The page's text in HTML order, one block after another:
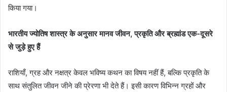
किया गया।
भारतीय ज्योतिष शास्त्र के अनुसार मानव जीवन, प्रकृति और ब्रह्मांड एक-दूसरे
से जुड़े हुए हैं
राशियाँ, ग्रह और नक्षत्र केवल भविष्य कथन का विषय नहीं हैं, बल्कि प्रकृति के
साथ संतुलित जीवन जीने की प्रेरणा भी देते हैं। इसी कारण विभिन्न ग्रहों और